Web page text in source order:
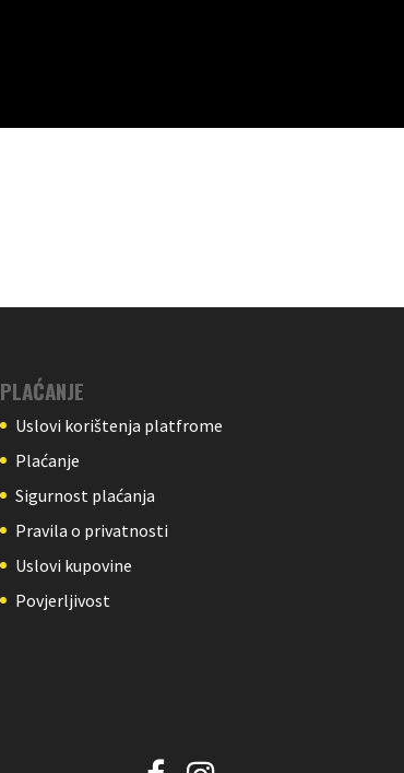
PLAĆANJE
Uslovi korištenja platfrome
Plaćanje
Sigurnost plaćanja
Pravila o privatnosti
Uslovi kupovine
Povjerljivost